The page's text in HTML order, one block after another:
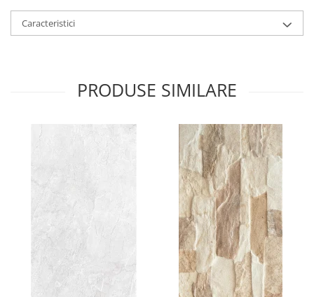
Caracteristici
PRODUSE SIMILARE